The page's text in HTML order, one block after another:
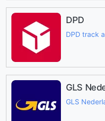
DPD
DPD track
GLS
GLS